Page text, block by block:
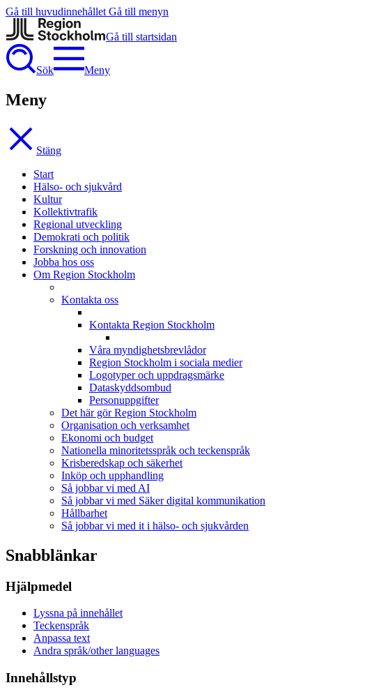
Gå till huvudinnehållet Gå till menyn
Gå till startsidan
Sök Meny
Meny
Stäng
Start
Hälso- och sjukvård
Kultur
Kollektivtrafik
Regional utveckling
Demokrati och politik
Forskning och innovation
Jobba hos oss
Om Region Stockholm
Kontakta oss
Kontakta Region Stockholm
Våra myndighetsbrevlådor
Region Stockholm i sociala medier
Logotyper och uppdragsmärke
Dataskyddsombud
Personuppgifter
Det här gör Region Stockholm
Organisation och verksamhet
Ekonomi och budget
Nationella minoritetsspråk och teckenspråk
Krisberedskap och säkerhet
Inköp och upphandling
Så jobbar vi med AI
Så jobbar vi med Säker digital kommunikation
Hållbarhet
Så jobbar vi med it i hälso- och sjukvården
Snabblänkar
Hjälpmedel
Lyssna på innehållet
Teckenspråk
Anpassa text
Andra språk/other languages
Innehållstyp